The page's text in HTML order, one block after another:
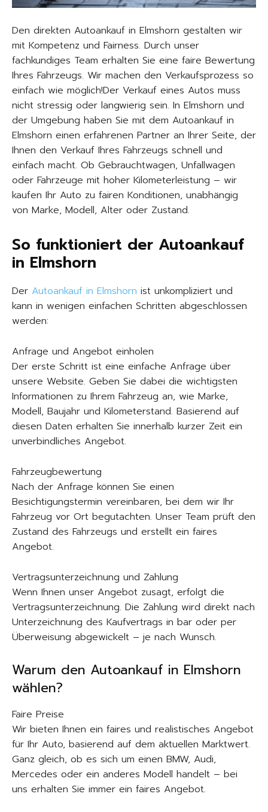
Den direkten Autoankauf in Elmshorn gestalten wir
mit Kompetenz und Fairness. Durch unser
fachkundiges Team erhalten Sie eine faire Bewertung
Ihres Fahrzeugs. Wir machen den Verkaufsprozess so
einfach wie möglich!Der Verkauf eines Autos muss
nicht stressig oder langwierig sein. In Elmshorn und
der Umgebung haben Sie mit dem Autoankauf in
Elmshorn einen erfahrenen Partner an Ihrer Seite, der
Ihnen den Verkauf Ihres Fahrzeugs schnell und
einfach macht. Ob Gebrauchtwagen, Unfallwagen
oder Fahrzeuge mit hoher Kilometerleistung – wir
kaufen Ihr Auto zu fairen Konditionen, unabhängig
von Marke, Modell, Alter oder Zustand.
So funktioniert der Autoankauf
in Elmshorn
Der Autoankauf in Elmshorn ist unkompliziert und
kann in wenigen einfachen Schritten abgeschlossen
werden:
Anfrage und Angebot einholen
Der erste Schritt ist eine einfache Anfrage über
unsere Website. Geben Sie dabei die wichtigsten
Informationen zu Ihrem Fahrzeug an, wie Marke,
Modell, Baujahr und Kilometerstand. Basierend auf
diesen Daten erhalten Sie innerhalb kurzer Zeit ein
unverbindliches Angebot.
Fahrzeugbewertung
Nach der Anfrage können Sie einen
Besichtigungstermin vereinbaren, bei dem wir Ihr
Fahrzeug vor Ort begutachten. Unser Team prüft den
Zustand des Fahrzeugs und erstellt ein faires
Angebot.
Vertragsunterzeichnung und Zahlung
Wenn Ihnen unser Angebot zusagt, erfolgt die
Vertragsunterzeichnung. Die Zahlung wird direkt nach
Unterzeichnung des Kaufvertrags in bar oder per
Überweisung abgewickelt – je nach Wunsch.
Warum den Autoankauf in Elmshorn
wählen?
Faire Preise
Wir bieten Ihnen ein faires und realistisches Angebot
für Ihr Auto, basierend auf dem aktuellen Marktwert.
Ganz gleich, ob es sich um einen BMW, Audi,
Mercedes oder ein anderes Modell handelt – bei
uns erhalten Sie immer ein faires Angebot.